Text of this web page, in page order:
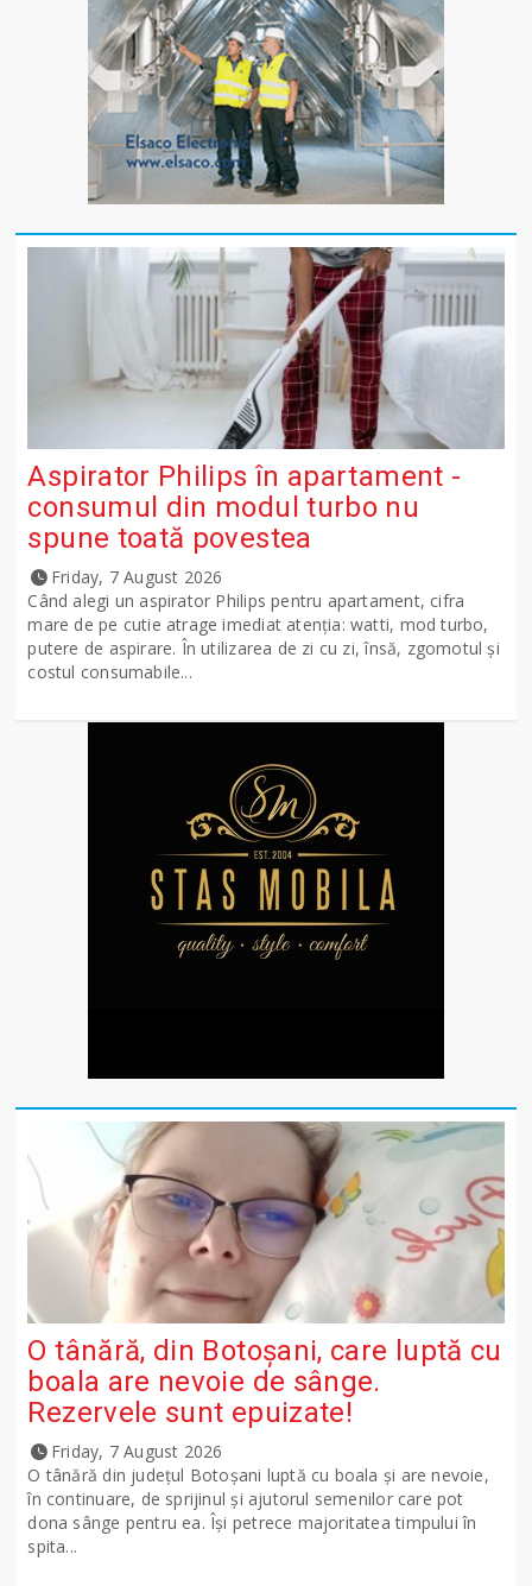
Aspirator Philips în apartament -
consumul din modul turbo nu
spune toată povestea
Friday, 7 August 2026
Când alegi un aspirator Philips pentru apartament, cifra
mare de pe cutie atrage imediat atenția: watti, mod turbo,
putere de aspirare. În utilizarea de zi cu zi, însă, zgomotul și
costul consumabile...
O tânără, din Botoșani, care luptă cu
boala are nevoie de sânge.
Rezervele sunt epuizate!
Friday, 7 August 2026
O tânără din județul Botoșani luptă cu boala și are nevoie,
în continuare, de sprijinul și ajutorul semenilor care pot
dona sânge pentru ea. Își petrece majoritatea timpului în
spita...